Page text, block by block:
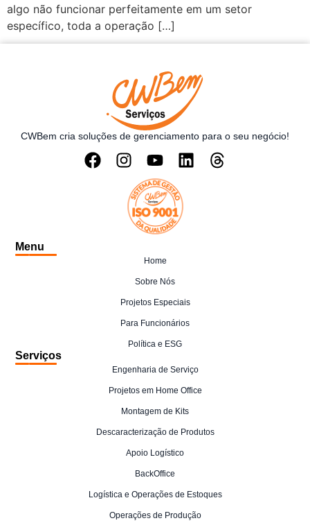
algo não funcionar perfeitamente em um setor
específico, toda a operação […]
CWBem cria soluções de gerenciamento para o seu negócio!
Menu
Home
Sobre Nós
Projetos Especiais
Para Funcionários
Política e ESG
Serviços
Engenharia de Serviço
Projetos em Home Office
Montagem de Kits
Descaracterização de Produtos
Apoio Logístico
BackOffice
Logística e Operações de Estoques
Operações de Produção